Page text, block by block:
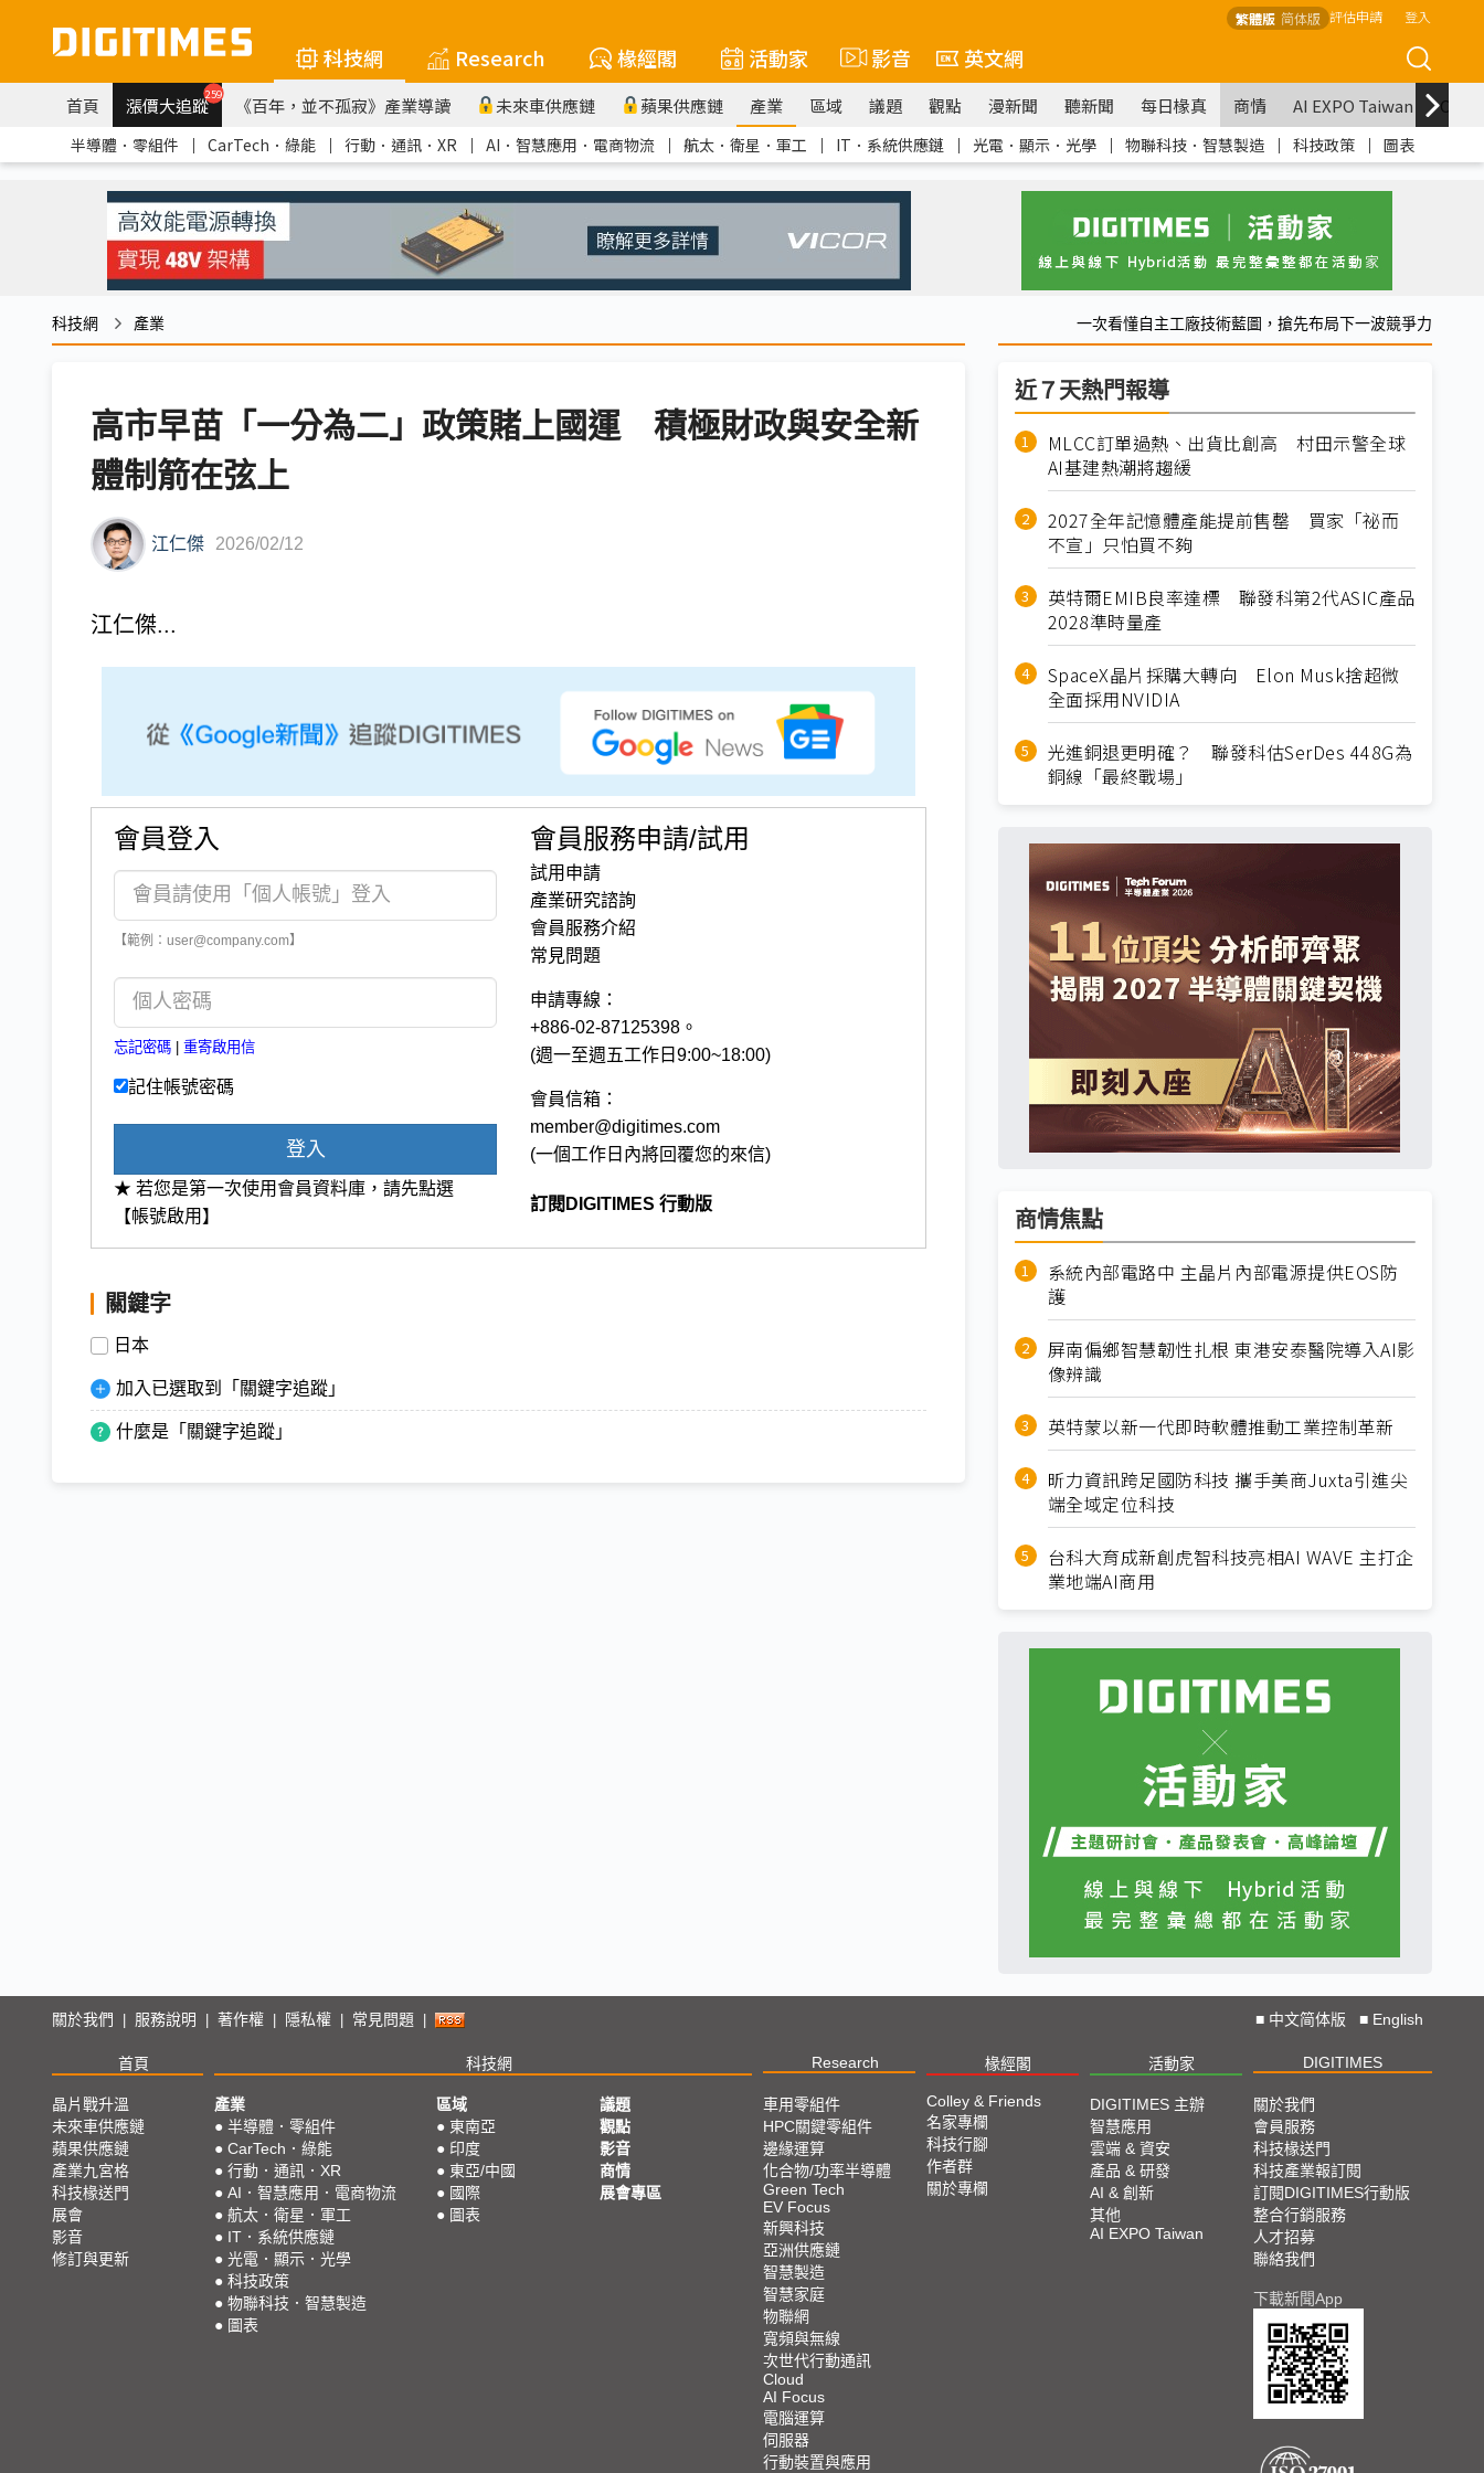
繁體版 简体版 評估申請 登入
科技網 Research 椽經閣 活動家 影音 英文網
首頁 漲價大追蹤259 《百年，並不孤寂》產業導讀 未來車供應鏈 蘋果供應鏈 產業 區域 議題 觀點 漫新聞 聽新聞 每日椽真 商情 AI EXPO Taiwan
半導體．零組件 ｜ CarTech．綠能 ｜ 行動．通訊．XR ｜ AI．智慧應用．電商物流 ｜ 航太．衛星．軍工 ｜ IT．系統供應鏈 ｜ 光電．顯示．光學 ｜ 物聯科技．智慧製造 ｜ 科技政策 ｜ 圖表
科技網 產業 一次看懂自主工廠技術藍圖，搶先布局下一波競爭力
高市早苗「一分為二」政策賭上國運 積極財政與安全新
體制箭在弦上
江仁傑 2026/02/12
江仁傑...
會員登入
【範例：user@company.com】
忘記密碼 重寄啟用信
記住帳號密碼
登入
★ 若您是第一次使用會員資料庫，請先點選
【帳號啟用】
會員服務申請/試用
試用申請
產業研究諮詢
會員服務介紹
常見問題
申請專線：
+886-02-87125398。
(週一至週五工作日9:00~18:00)
會員信箱：
member@digitimes.com
(一個工作日內將回覆您的來信)
訂閱DIGITIMES 行動版
關鍵字
日本
加入已選取到「關鍵字追蹤」
什麼是「關鍵字追蹤」
近７天熱門報導
MLCC訂單過熱、出貨比創高 村田示警全球
AI基建熱潮將趨緩
2027全年記憶體產能提前售罄 買家「祕而
不宣」只怕買不夠
英特爾EMIB良率達標 聯發科第2代ASIC產品
2028準時量產
SpaceX晶片採購大轉向 Elon Musk捨超微
全面採用NVIDIA
光進銅退更明確？ 聯發科估SerDes 448G為
銅線「最終戰場」
商情焦點
系統內部電路中 主晶片內部電源提供EOS防
護
屏南偏鄉智慧韌性扎根 東港安泰醫院導入AI影
像辨識
英特蒙以新一代即時軟體推動工業控制革新
昕力資訊跨足國防科技 攜手美商Juxta引進尖
端全域定位科技
台科大育成新創虎智科技亮相AI WAVE 主打企
業地端AI商用
關於我們 服務說明 著作權 隱私權 常見問題 ■ 中文简体版 ■ English
首頁 科技網 Research 椽經閣 活動家 DIGITIMES
晶片戰升溫
未來車供應鏈
蘋果供應鏈
產業九宮格
科技椽送門
展會
影音
修訂與更新
產業
● 半導體．零組件
● CarTech．綠能
● 行動．通訊．XR
● AI．智慧應用．電商物流
● 航太．衛星．軍工
● IT．系統供應鏈
● 光電．顯示．光學
● 科技政策
● 物聯科技．智慧製造
● 圖表
區域
● 東南亞
● 印度
● 東亞/中國
● 國際
● 圖表
議題
觀點
影音
商情
展會專區
車用零組件
HPC關鍵零組件
邊緣運算
化合物/功率半導體
Green Tech
EV Focus
新興科技
亞洲供應鏈
智慧製造
智慧家庭
物聯網
寬頻與無線
次世代行動通訊
Cloud
AI Focus
電腦運算
伺服器
行動裝置與應用
Colley & Friends
名家專欄
科技行腳
作者群
關於專欄
DIGITIMES 主辦
智慧應用
雲端 & 資安
產品 & 研發
AI & 創新
其他
AI EXPO Taiwan
關於我們
會員服務
科技椽送門
科技產業報訂閱
訂閱DIGITIMES行動版
整合行銷服務
人才招募
聯絡我們
下載新聞App